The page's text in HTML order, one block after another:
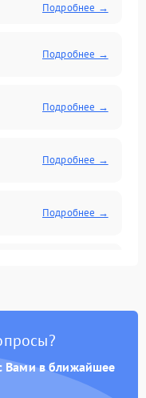
Подробнее →
Подробнее →
Подробнее →
Подробнее →
Подробнее →
Подробнее →
Вами в ближайшее